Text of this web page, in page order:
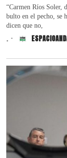
“Carmen Ríos Soler,
bulto en el pecho, se
dicen que no,
.